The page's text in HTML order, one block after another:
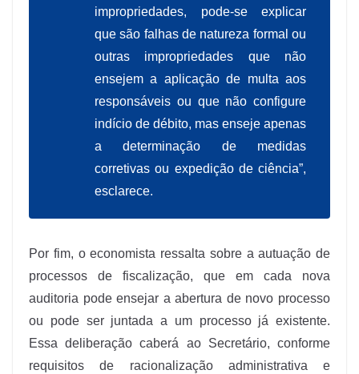
impropriedades, pode-se explicar
que são falhas de natureza formal ou
outras impropriedades que não
ensejem a aplicação de multa aos
responsáveis ou que não configure
indício de débito, mas enseje apenas
a determinação de medidas
corretivas ou expedição de ciência”,
esclarece.
Por fim, o economista ressalta sobre a autuação de
processos de fiscalização, que em cada nova
auditoria pode ensejar a abertura de novo processo
ou pode ser juntada a um processo já existente.
Essa deliberação caberá ao Secretário, conforme
requisitos de racionalização administrativa e